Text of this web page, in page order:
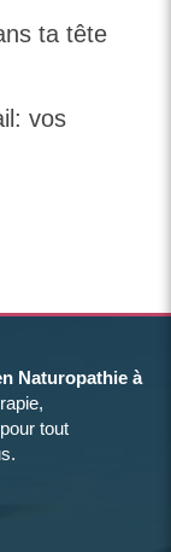
ta tête
vos
Naturopathie à
tout